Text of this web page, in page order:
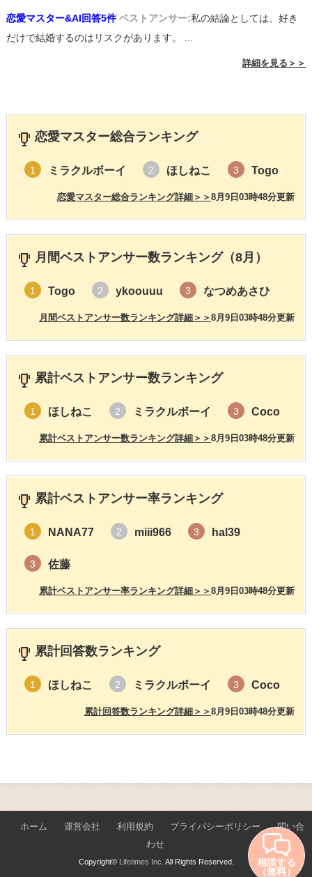
恋愛マスター&AI回答5件 ベストアンサー:私の結論としては、好き
だけで結婚するのはリスクがあります。 ...
詳細を見る＞＞
恋愛マスター総合ランキング
1 ミラクルボーイ 2 ほしねこ 3 Togo
8月9日03時48分更新
恋愛マスター総合ランキング詳細＞＞
月間ベストアンサー数ランキング（8月）
1 Togo 2 ykoouuu 3 なつめあさひ
8月9日03時48分更新
月間ベストアンサー数ランキング詳細＞＞
累計ベストアンサー数ランキング
1 ほしねこ 2 ミラクルボーイ 3 Coco
8月9日03時48分更新
累計ベストアンサー数ランキング詳細＞＞
累計ベストアンサー率ランキング
1 NANA77 2 miii966 3 hal39
3 佐藤
8月9日03時48分更新
累計ベストアンサー率ランキング詳細＞＞
累計回答数ランキング
1 ほしねこ 2 ミラクルボーイ 3 Coco
8月9日03時48分更新
累計回答数ランキング詳細＞＞
ホーム 運営会社 利用規約 プライバシーポリシー
問い合
わせ
Copyright© Lifetimes Inc. All Rights Reserved. 相談する
（無料）